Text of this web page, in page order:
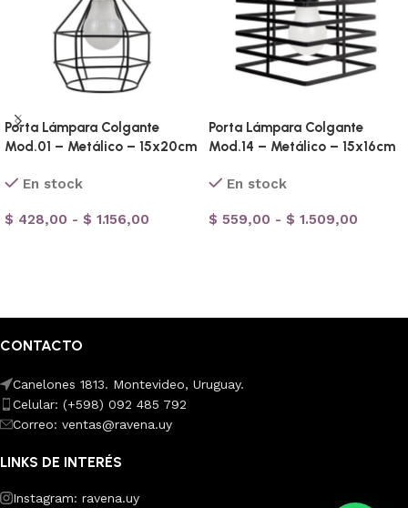
Porta Lámpara Colgante
Mod.01 – Metálico – 15x20cm
En stock
$ 428,00 - $ 1.156,00
Porta Lámpara Colgante
Mod.14 – Metálico – 15x16cm
En stock
$ 559,00 - $ 1.509,00
CONTACTO
Canelones 1813. Montevideo, Uruguay.
Celular: (+598) 092 485 792
Correo: ventas@ravena.uy
LINKS DE INTERÉS
Instagram: ravena.uy